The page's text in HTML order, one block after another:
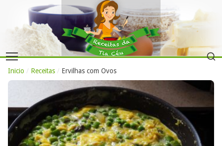
Inicio / Receitas / Ervilhas com Ovos